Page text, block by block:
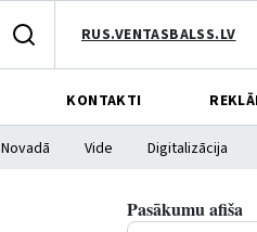
RUS.VENTASBALSS.LV
KONTAKTI
Novadā Vide Digitalizācija
Pasākumu afiša